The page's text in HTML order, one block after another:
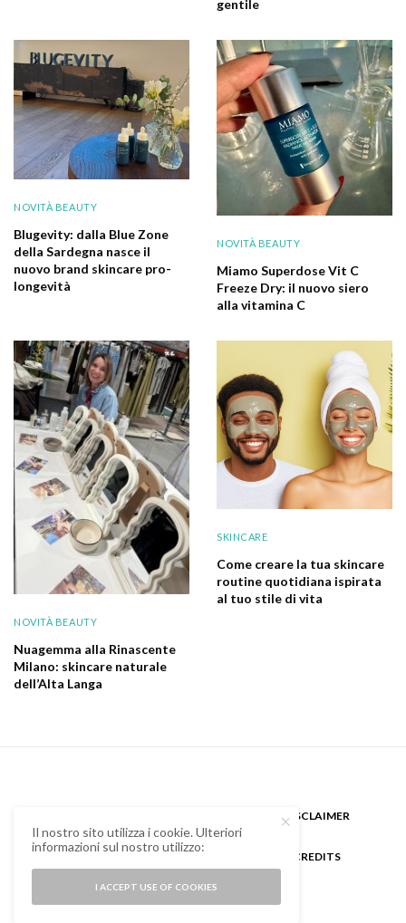
gentile
NOVITÀ BEAUTY
Blugevity: dalla Blue Zone
della Sardegna nasce il
nuovo brand skincare pro-
longevità
NOVITÀ BEAUTY
Miamo Superdose Vit C
Freeze Dry: il nuovo siero
alla vitamina C
NOVITÀ BEAUTY
Nuagemma alla Rinascente
Milano: skincare naturale
dell’Alta Langa
SKINCARE
Come creare la tua skincare
routine quotidiana ispirata
al tuo stile di vita
DISCLAIMER
CREDITS
Il nostro sito utilizza i cookie. Ulteriori
informazioni sul nostro utilizzo:
I ACCEPT USE OF COOKIES